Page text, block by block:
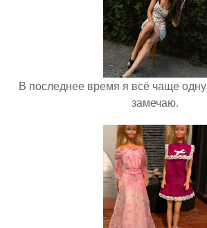
В последнее время я всё чаще
замечаю.